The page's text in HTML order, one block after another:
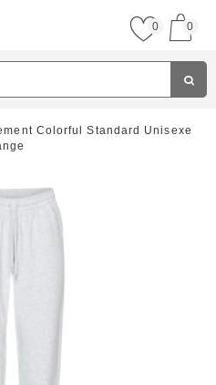
0 0
Colorful Standard Unisexe